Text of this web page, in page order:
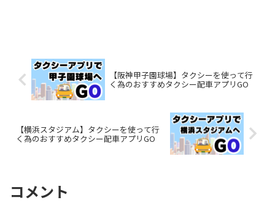
【阪神甲子園球場】タクシーを使って行
く為のおすすめタクシー配車アプリGO
【横浜スタジアム】タクシーを使って行
く為のおすすめタクシー配車アプリGO
コメント